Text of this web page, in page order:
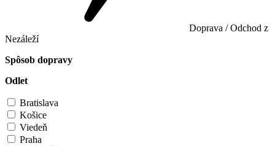
Doprava / Odchod z
Nezáleží
Spôsob dopravy
Odlet
Bratislava
Košice
Viedeň
Praha